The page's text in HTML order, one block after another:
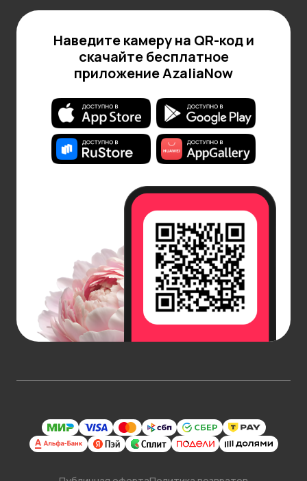
Наведите камеру на QR-код и
скачайте бесплатное
приложение AzaliaNow